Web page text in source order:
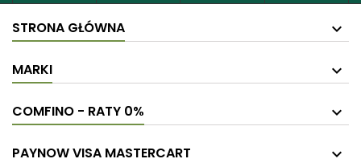
STRONA GŁÓWNA
MARKI
COMFINO - RATY 0%
PAYNOW VISA MASTERCART